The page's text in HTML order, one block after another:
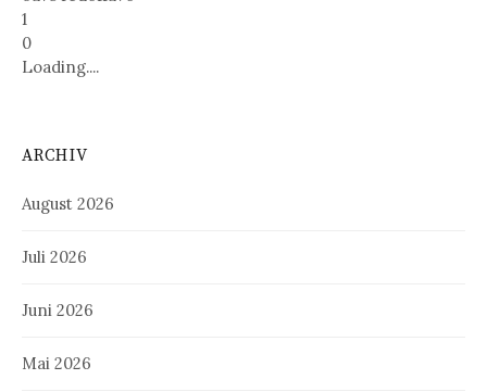
1
0
Loading....
ARCHIV
August 2026
Juli 2026
Juni 2026
Mai 2026